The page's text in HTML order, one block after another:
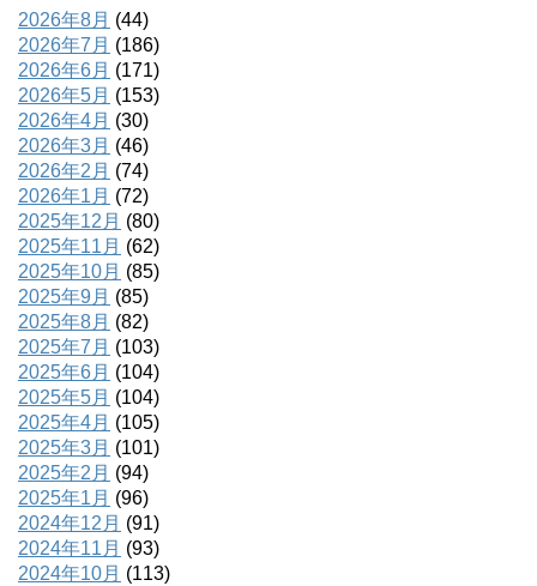
2026年8月 (44)
2026年7月 (186)
2026年6月 (171)
2026年5月 (153)
2026年4月 (30)
2026年3月 (46)
2026年2月 (74)
2026年1月 (72)
2025年12月 (80)
2025年11月 (62)
2025年10月 (85)
2025年9月 (85)
2025年8月 (82)
2025年7月 (103)
2025年6月 (104)
2025年5月 (104)
2025年4月 (105)
2025年3月 (101)
2025年2月 (94)
2025年1月 (96)
2024年12月 (91)
2024年11月 (93)
2024年10月 (113)